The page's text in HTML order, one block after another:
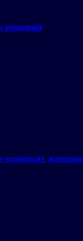
решений
одиноких женщин